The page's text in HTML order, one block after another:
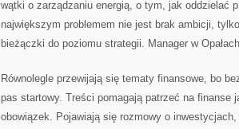
wątki o zarządzaniu energią, o tym, jak oddzielać
największym problemem nie jest brak ambicji,
bieżączki do poziomu strategii. Manager w
Równolegle przewijają się tematy finansowe, bo
pas startowy. Treści pomagają patrzeć na finanse
obowiązek. Pojawiają się rozmowy o